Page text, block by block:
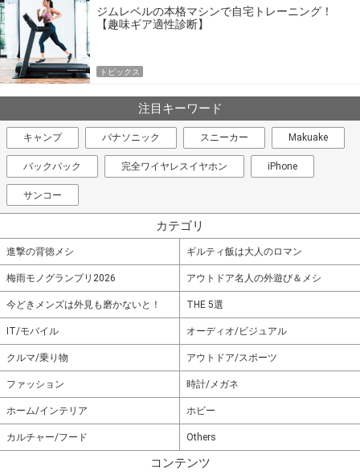
ジムレベルの本格マシンで自宅トレーニング！
【趣味ギア適性診断】
トピックス
注目キーワード
キャンプ パナソニック スニーカー Makuake
バックパック 完全ワイヤレスイヤホン iPhone
サンコー
カテゴリ
進撃の背徳メシ ギルティ飯は大人のロマン
梅雨モノグランプリ2026 アウトドア名人の外遊び＆メシ
今どきメンズは外見も磨かないと！ THE 5選
IT/モバイル オーディオ/ビジュアル
クルマ/乗り物 アウトドア/スポーツ
ファッション 時計/メガネ
ホーム/インテリア ホビー
カルチャー/フード Others
コンテンツ